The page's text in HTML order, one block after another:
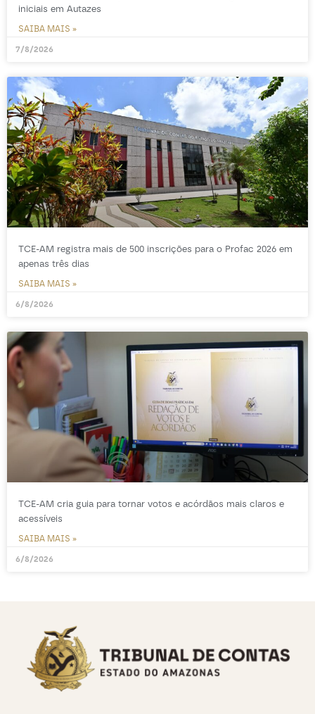
iniciais em Autazes
SAIBA MAIS »
7/8/2026
TCE-AM registra mais de 500 inscrições para o Profac 2026 em
apenas três dias
SAIBA MAIS »
6/8/2026
TCE-AM cria guia para tornar votos e acórdãos mais claros e
acessíveis
SAIBA MAIS »
6/8/2026